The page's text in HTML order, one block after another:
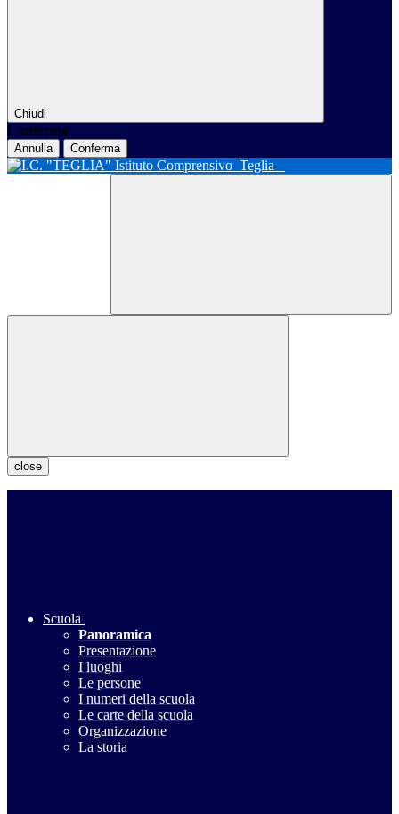
Chiudi
Conferma
Annulla Conferma
Istituto Comprensivo Teglia
close
Scuola
Panoramica
Presentazione
I luoghi
Le persone
I numeri della scuola
Le carte della scuola
Organizzazione
La storia